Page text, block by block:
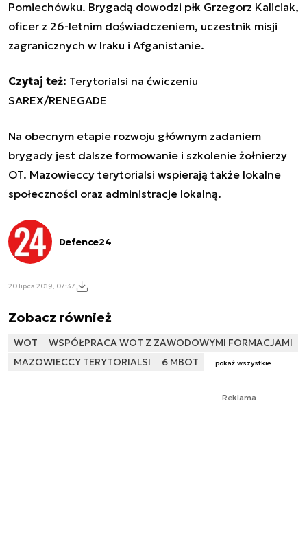
Pomiechówku. Brygadą dowodzi płk Grzegorz Kaliciak,
oficer z 26-letnim doświadczeniem, uczestnik misji
zagranicznych w Iraku i Afganistanie.
Czytaj też: Terytorialsi na ćwiczeniu
SAREX/RENEGADE
Na obecnym etapie rozwoju głównym zadaniem
brygady jest dalsze formowanie i szkolenie żołnierzy
OT. Mazowieccy terytorialsi wspierają także lokalne
społeczności oraz administracje lokalną.
Defence24
20 lipca 2019, 07:37
Zobacz również
WOT
WSPÓŁPRACA WOT Z ZAWODOWYMI FORMACJAMI
MAZOWIECCY TERYTORIALSI
6 MBOT pokaż wszystkie
Reklama